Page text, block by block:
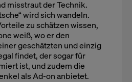
misstraut der Technik.
wird sich wandeln.
zu schätzen wissen,
weiß, wo er den
geschätzten und einzig
findet, der sogar für
ist, und zudem die
als Ad-on anbietet.